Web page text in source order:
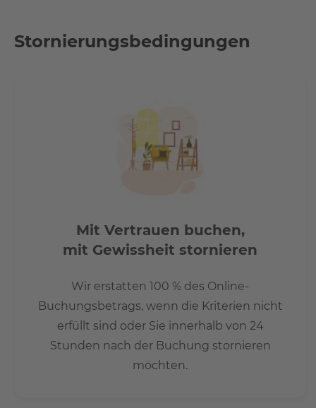
Stornierungsbedingungen
Mit Vertrauen buchen,
mit Gewissheit stornieren
Wir erstatten 100 % des Online-
Buchungsbetrags, wenn die Kriterien nicht
erfüllt sind oder Sie innerhalb von 24
Stunden nach der Buchung stornieren
möchten.